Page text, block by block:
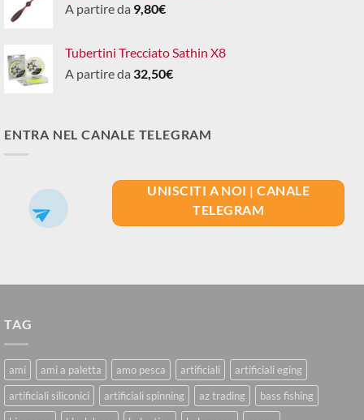
A partire da 9,80€
Tubertini Trecciato Sathin X8
A partire da 32,50€
ENTRA NEL CANALE TELEGRAM
UNISCITI A NOI | CANALE
TELEGRAM
TAG
ami ami a paletta amo pesca artificiali
artificiali eging
artificiali siliconici
artificiali spinning az trading
bass fishing